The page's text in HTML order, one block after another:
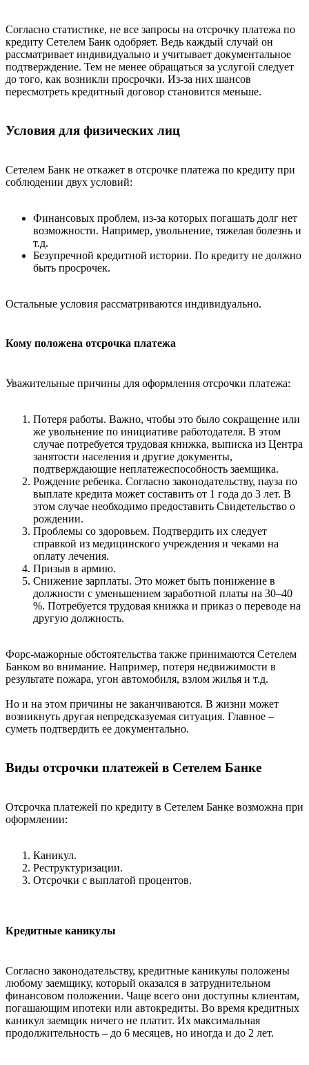
Согласно статистике, не все запросы на отсрочку платежа по
кредиту Сетелем Банк одобряет. Ведь каждый случай он
рассматривает индивидуально и учитывает документальное
подтверждение. Тем не менее обращаться за услугой следует
до того, как возникли просрочки. Из-за них шансов
пересмотреть кредитный договор становится меньше.
Условия для физических лиц
Сетелем Банк не откажет в отсрочке платежа по кредиту при
соблюдении двух условий:
Финансовых проблем, из-за которых погашать долг нет
возможности. Например, увольнение, тяжелая болезнь и
т.д.
Безупречной кредитной истории. По кредиту не должно
быть просрочек.
Остальные условия рассматриваются индивидуально.
Кому положена отсрочка платежа
Уважительные причины для оформления отсрочки платежа:
Потеря работы. Важно, чтобы это было сокращение или
же увольнение по инициативе работодателя. В этом
случае потребуется трудовая книжка, выписка из Центра
занятости населения и другие документы,
подтверждающие неплатежеспособность заемщика.
Рождение ребенка. Согласно законодательству, пауза по
выплате кредита может составить от 1 года до 3 лет. В
этом случае необходимо предоставить Свидетельство о
рождении.
Проблемы со здоровьем. Подтвердить их следует
справкой из медицинского учреждения и чеками на
оплату лечения.
Призыв в армию.
Снижение зарплаты. Это может быть понижение в
должности с уменьшением заработной платы на 30–40
%. Потребуется трудовая книжка и приказ о переводе на
другую должность.
Форс-мажорные обстоятельства также принимаются Сетелем
Банком во внимание. Например, потеря недвижимости в
результате пожара, угон автомобиля, взлом жилья и т.д.
Но и на этом причины не заканчиваются. В жизни может
возникнуть другая непредсказуемая ситуация. Главное –
суметь подтвердить ее документально.
Виды отсрочки платежей в Сетелем Банке
Отсрочка платежей по кредиту в Сетелем Банке возможна при
оформлении:
Каникул.
Реструктуризации.
Отсрочки с выплатой процентов.
Кредитные каникулы
Согласно законодательству, кредитные каникулы положены
любому заемщику, который оказался в затруднительном
финансовом положении. Чаще всего они доступны клиентам,
погашающим ипотеки или автокредиты. Во время кредитных
каникул заемщик ничего не платит. Их максимальная
продолжительность – до 6 месяцев, но иногда и до 2 лет.